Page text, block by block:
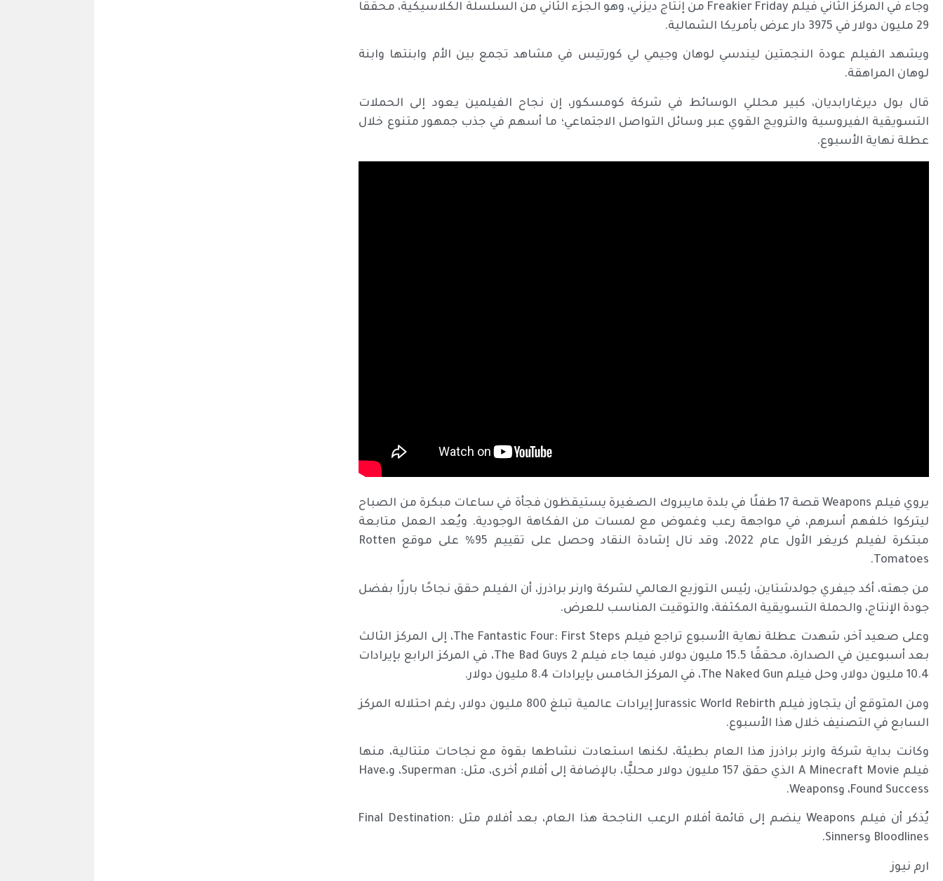
وجاء في المركز الثاني فيلم Freakier Friday من إنتاج ديزني، وهو الجزء الثاني من السلسلة الكلاسيكية، محققًا
29 مليون دولار في 3975 دار عرض بأمريكا الشمالية.
ويشهد الفيلم عودة النجمتين ليندسي لوهان وجيمي لي كورتيس في مشاهد تجمع بين الأم وابنتها وابنة
لوهان المراهقة.
قال بول ديرغارابديان، كبير محللي الوسائط في شركة كومسكور، إن نجاح الفيلمين يعود إلى الحملات
التسويقية الفيروسية والترويج القوي عبر وسائل التواصل الاجتماعي؛ ما أسهم في جذب جمهور متنوع خلال
عطلة نهاية الأسبوع.
يروي فيلم Weapons قصة 17 طفلًا في بلدة مايبروك الصغيرة يستيقظون فجأة في ساعات مبكرة من الصباح
ليتركوا خلفهم أسرهم، في مواجهة رعب وغموض مع لمسات من الفكاهة الوجودية. ويُعد العمل متابعة
مبتكرة لفيلم كريغر الأول عام 2022، وقد نال إشادة النقاد وحصل على تقييم 95% على موقع Rotten
Tomatoes.
من جهته، أكد جيفري جولدشتاين، رئيس التوزيع العالمي لشركة وارنر براذرز، أن الفيلم حقق نجاحًا بارزًا بفضل
جودة الإنتاج، والحملة التسويقية المكثفة، والتوقيت المناسب للعرض.
وعلى صعيد آخر، شهدت عطلة نهاية الأسبوع تراجع فيلم The Fantastic Four: First Steps، إلى المركز الثالث
بعد أسبوعين في الصدارة، محققًا 15.5 مليون دولار، فيما جاء فيلم The Bad Guys 2، في المركز الرابع بإيرادات
10.4 مليون دولار، وحل فيلم The Naked Gun، في المركز الخامس بإيرادات 8.4 مليون دولار.
ومن المتوقع أن يتجاوز فيلم Jurassic World Rebirth إيرادات عالمية تبلغ 800 مليون دولار، رغم احتلاله المركز
السابع في التصنيف خلال هذا الأسبوع.
وكانت بداية شركة وارنر براذرز هذا العام بطيئة، لكنها استعادت نشاطها بقوة مع نجاحات متتالية، منها
فيلم A Minecraft Movie الذي حقق 157 مليون دولار محليًّا، بالإضافة إلى أفلام أخرى، مثل: Superman، و،Have
Found Success، وWeapons.
يُذكر أن فيلم Weapons ينضم إلى قائمة أفلام الرعب الناجحة هذا العام، بعد أفلام مثل Final Destination:
Bloodlines وSinners.
ارم نيوز